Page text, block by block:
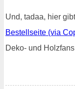
Und, tadaa, hier
Bestellseite (via
Deko- und Holzfans